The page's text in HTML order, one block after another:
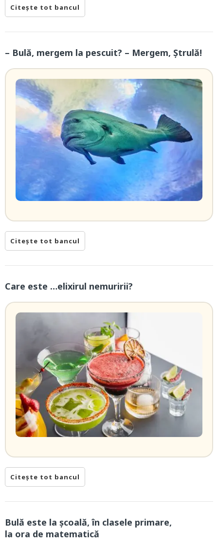
Citește tot bancul
– Bulă, mergem la pescuit? – Mergem, Ștrulă!
Citește tot bancul
Care este …elixirul nemuririi?
Citește tot bancul
Bulă este la școală, în clasele primare,
la ora de matematică